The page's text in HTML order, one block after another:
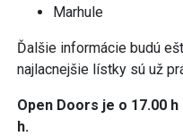
Marhule
Ďalšie informácie budú
najlacnejšie lístky sú už
Open Doors je o 17.00
h.